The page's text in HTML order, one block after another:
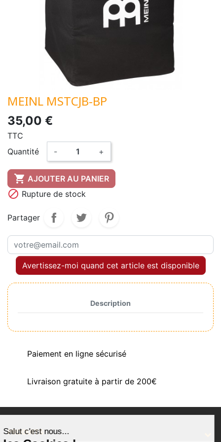
MEINL MSTCJB-BP
35,00 €
TTC
Quantité
- +
 AJOUTER AU PANIER
 Rupture de stock
Partager
Avertissez-moi quand cet article est disponible
Description
Paiement en ligne sécurisé
Livraison gratuite à partir de 200€
PRODUITS
Salut c'est nous...